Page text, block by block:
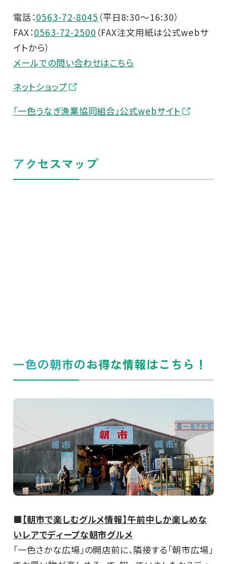
電話：0563-72-8045 （平日8:30～16:30）
FAX：0563-72-2500 （FAX注文用紙は公式webサ
イトから）
メールでの問い合わせはこちら
ネットショップ
「一色うなぎ漁業協同組合」公式webサイト
アクセスマップ
一色の朝市のお得な情報はこちら！
■ 【朝市で楽しむグルメ情報】午前中しか楽しめな
いレアでディープな朝市グルメ
「一色さかな広場」の開店前に、隣接する「朝市広場」